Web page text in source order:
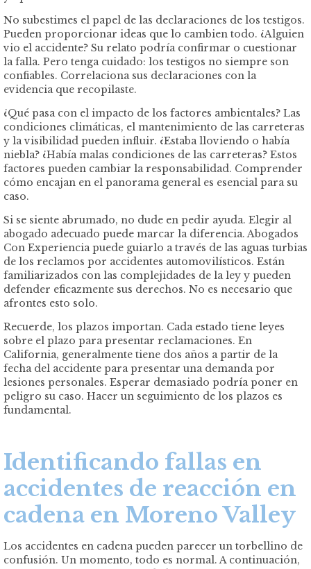
No subestimes el papel de las declaraciones de los testigos.
Pueden proporcionar ideas que lo cambien todo. ¿Alguien
vio el accidente? Su relato podría confirmar o cuestionar
la falla. Pero tenga cuidado: los testigos no siempre son
confiables. Correlaciona sus declaraciones con la
evidencia que recopilaste.
¿Qué pasa con el impacto de los factores ambientales? Las
condiciones climáticas, el mantenimiento de las carreteras
y la visibilidad pueden influir. ¿Estaba lloviendo o había
niebla? ¿Había malas condiciones de las carreteras? Estos
factores pueden cambiar la responsabilidad. Comprender
cómo encajan en el panorama general es esencial para su
caso.
Si se siente abrumado, no dude en pedir ayuda. Elegir al
abogado adecuado puede marcar la diferencia. Abogados
Con Experiencia puede guiarlo a través de las aguas turbias
de los reclamos por accidentes automovilísticos. Están
familiarizados con las complejidades de la ley y pueden
defender eficazmente sus derechos. No es necesario que
afrontes esto solo.
Recuerde, los plazos importan. Cada estado tiene leyes
sobre el plazo para presentar reclamaciones. En
California, generalmente tiene dos años a partir de la
fecha del accidente para presentar una demanda por
lesiones personales. Esperar demasiado podría poner en
peligro su caso. Hacer un seguimiento de los plazos es
fundamental.
Identificando fallas en
accidentes de reacción en
cadena en Moreno Valley
Los accidentes en cadena pueden parecer un torbellino de
confusión. Un momento, todo es normal. A continuación,